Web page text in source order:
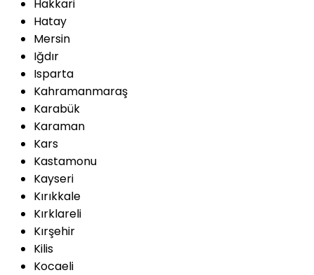
Hakkari
Hatay
Mersin
Iğdır
Isparta
Kahramanmaraş
Karabük
Karaman
Kars
Kastamonu
Kayseri
Kırıkkale
Kırklareli
Kırşehir
Kilis
Kocaeli